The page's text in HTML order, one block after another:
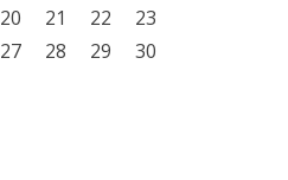
20 21 22
23
27 28 29
30